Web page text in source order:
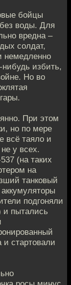
бойцы
воды. Для
вредна –
солдат,
немедленно
нибудь избить,
Но во
При этом
но по мере
всё таяло и
у всех.
(на таких
на
танковый
подгоняли
и пытались
и стартовали